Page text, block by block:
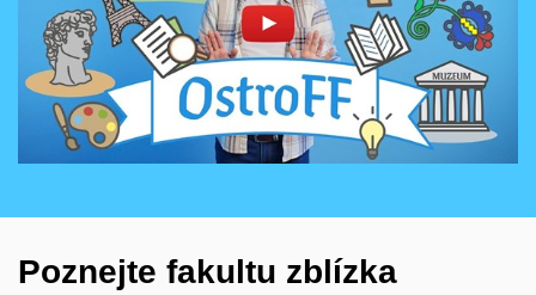
Povolit cookies a přehrát
Otevřít na youtube.com
Poznejte fakultu zblízka